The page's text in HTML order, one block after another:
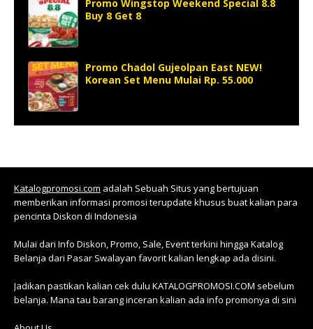
Promo Wingstop Weekend Special 8.8
Buy 8 Get 8
Promo Chadol Gujeolpan East NEW!
Korean Set Menu Mulai Rp. 55.000
Katalogpromosi.com adalah Sebuah Situs yang bertujuan
memberikan informasi promosi terupdate khusus buat kalian para
pencinta Diskon di Indonesia
Mulai dari Info Diskon, Promo, Sale, Event terkini hingga Katalog
Belanja dari Pasar Swalayan favorit kalian lengkap ada disini.
Jadikan pastikan kalian cek dulu KATALOGPROMOSI.COM sebelum
belanja. Mana tau barang inceran kalian ada info promonya di sini